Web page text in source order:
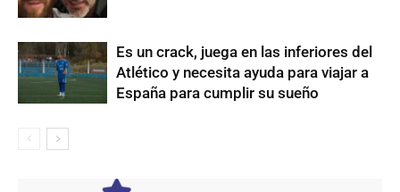
Es un crack, juega en las inferiores del
Atlético y necesita ayuda para viajar a
España para cumplir su sueño